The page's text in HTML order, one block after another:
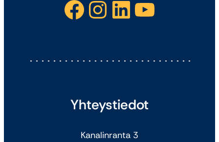
Facebook Instagram LinkedIn YouTube
Yhteystiedot
Kanalinranta 3